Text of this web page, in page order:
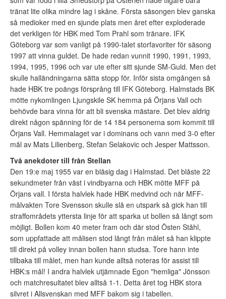
tränat lite olika mindre lag i skåne. Första säsongen blev ganska
så medioker med en sjunde plats men året efter exploderade
det verkligen för HBK med Tom Prahl som tränare. IFK
Göteborg var som vanligt på 1990-talet storfavoriter för säsong
1997 att vinna guldet. De hade redan vunnit 1990, 1991, 1993,
1994, 1995, 1996 och var ute efter sitt sjunde SM-Guld. Men det
skulle halländningarna sätta stopp för. Inför sista omgången så
hade HBK tre poängs försprång till IFK Göteborg. Halmstads BK
mötte nykomlingen Ljungskile SK hemma på Örjans Vall och
behövde bara vinna för att bli svenska mästare. Det blev aldrig
direkt någon spänning för de 14 184 personerna som kommit till
Örjans Vall. Hemmalaget var i dominans och vann med 3-0 efter
mål av Mats Lilienberg, Stefan Selakovic och Jesper Mattsson.
Två anekdoter till från Stellan
Den 19:e maj 1955 var en blåsig dag i Halmstad. Det blåste 22
sekundmeter från väst i vindbyarna och HBK mötte MFF på
Örjans vall. I första halvlek hade HBK medvind och när MFF-
målvakten Tore Svensson skulle slå en utspark så gick han till
straffområdets yttersta linje för att sparka ut bollen så långt som
möjligt. Bollen kom 40 meter fram och där stod Östen Ståhl,
som uppfattade att målisen stod långt från målet så han klippte
till direkt på volley innan bollen hann studsa. Tore hann inte
tillbaka till målet, men han kunde alltså noteras för assist till
HBK:s mål! I andra halvlek utjämnade Egon "hemliga" Jönsson
och matchresultatet blev alltså 1-1. Detta året tog HBK stora
silvret i Allsvenskan med MFF bakom sig i tabellen.